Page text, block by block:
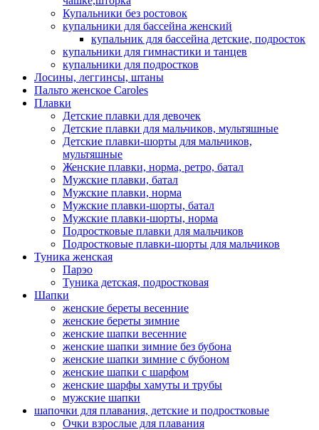
Купальники без ростовок
купальники для бассейна женский
купальник для бассейна детские, подросток
купальники для гимнастики и танцев
купальники для подростков
Лосины, леггинсы, штаны
Пальто женское Caroles
Плавки
Детские плавки для девочек
Детские плавки для мальчиков, мультяшные
Детские плавки-шорты для мальчиков,
мультяшные
Женские плавки, норма, ретро, батал
Мужские плавки, батал
Мужские плавки, норма
Мужские плавки-шорты, батал
Мужские плавки-шорты, норма
Подростковые плавки для мальчиков
Подростковые плавки-шорты для мальчиков
Туникa женская
Парэо
Туника детская, подростковая
Шапки
женские береты весенние
женские береты зимние
женские шапки весенние
женские шапки зимние без бубона
женские шапки зимние с бубоном
женские шапки с шарфом
женские шарфы хамуты и трубы
мужские шапки
шапочки для плавания, детские и подростковые
Очки взрослые для плавания